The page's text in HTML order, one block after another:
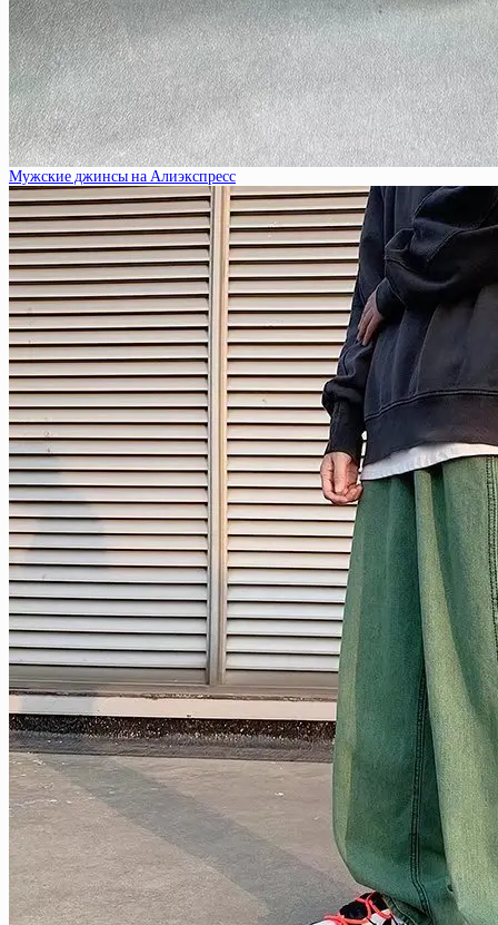
Мужские джинсы на Алиэкспресс